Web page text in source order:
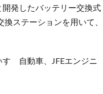
発したバッテリー交換式
ステーションを用いて、
ゞ自動車、JFEエンジニ